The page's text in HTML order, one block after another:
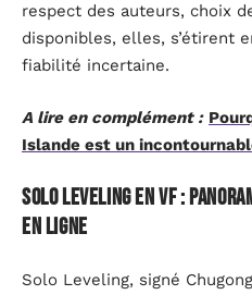
respect des auteurs, choix
disponibles, elles, s’étirent
fiabilité incertaine.
A lire en complément :
Islande est un
Solo Leveling en VF :
en ligne
Solo Leveling, signé